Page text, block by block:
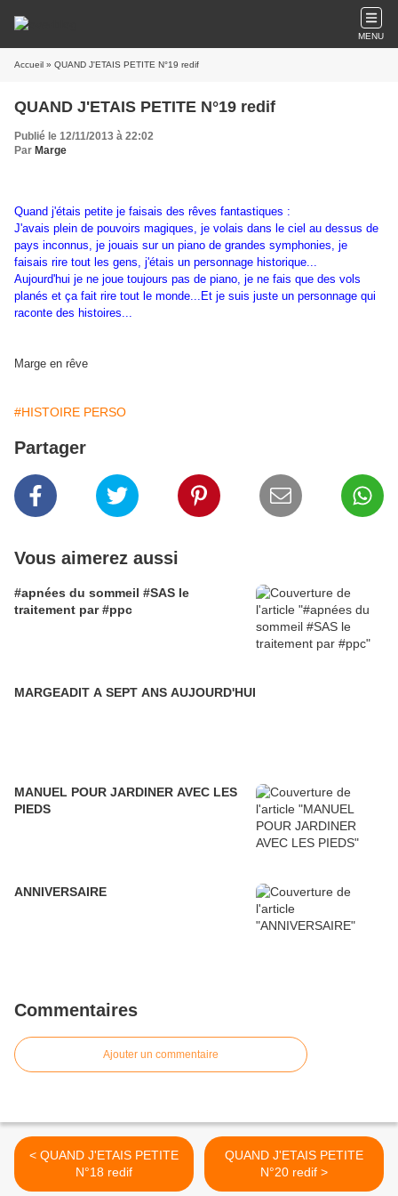
MENU
Accueil » QUAND J'ETAIS PETITE N°19 redif
QUAND J'ETAIS PETITE N°19 redif
Publié le 12/11/2013 à 22:02
Par Marge
Quand j'étais petite je faisais des rêves fantastiques :
J'avais plein de pouvoirs magiques, je volais dans le ciel au dessus de
pays inconnus, je jouais sur un piano de grandes symphonies, je
faisais rire tout les gens, j'étais un personnage historique...
Aujourd'hui je ne joue toujours pas de piano, je ne fais que des vols
planés et ça fait rire tout le monde...Et je suis juste un personnage qui
raconte des histoires...
Marge en rêve
#HISTOIRE PERSO
Partager
Vous aimerez aussi
#apnées du sommeil #SAS le
traitement par #ppc
MARGEADIT A SEPT ANS AUJOURD'HUI
MANUEL POUR JARDINER AVEC LES
PIEDS
ANNIVERSAIRE
Commentaires
Ajouter un commentaire
< QUAND J'ETAIS PETITE
N°18 redif
QUAND J'ETAIS PETITE
N°20 redif >